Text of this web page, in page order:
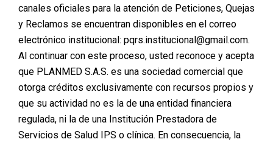
valoración
canales oficiales para la atención de Peticiones, Quejas
y Reclamos se encuentran disponibles en el correo
electrónico institucional: pqrs.institucional@gmail.com.
Al continuar con este proceso, usted reconoce y acepta
que PLANMED S.A.S. es una sociedad comercial que
otorga créditos exclusivamente con recursos propios y
que su actividad no es la de una entidad financiera
regulada, ni la de una Institución Prestadora de
Servicios de Salud IPS o clínica. En consecuencia, la